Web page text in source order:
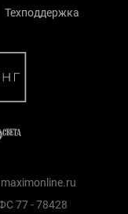
Техподдержка
77 - 78428